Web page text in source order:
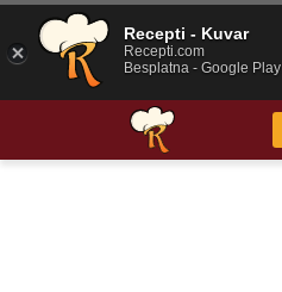
Recepti - Kuvar
Recepti.com
Besplatna - Google Play